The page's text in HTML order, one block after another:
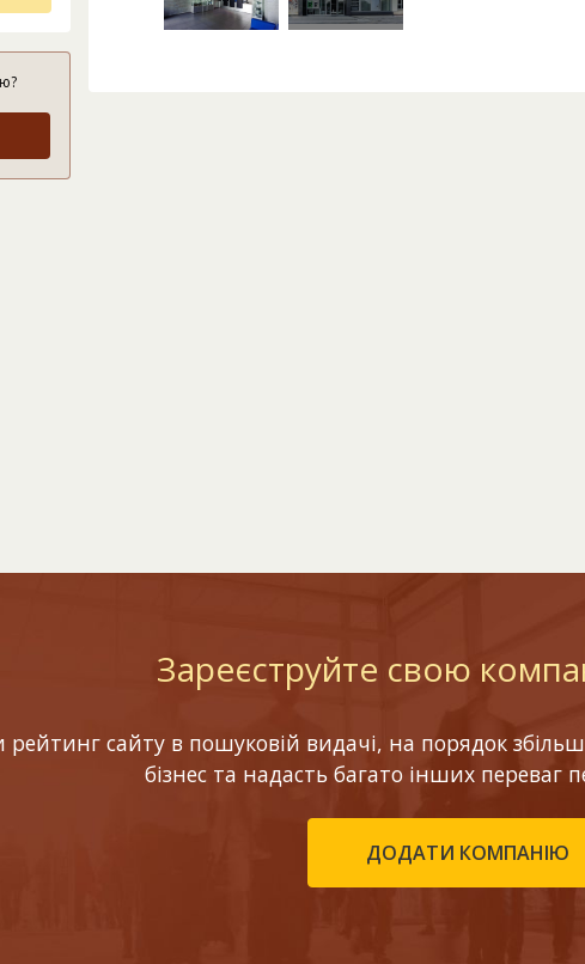
Зареєструйте свою
сайту в пошуковій видачі, на порядок
бізнес та надасть багато інших переваг
ДОДАТИ КОМПАНІЮ